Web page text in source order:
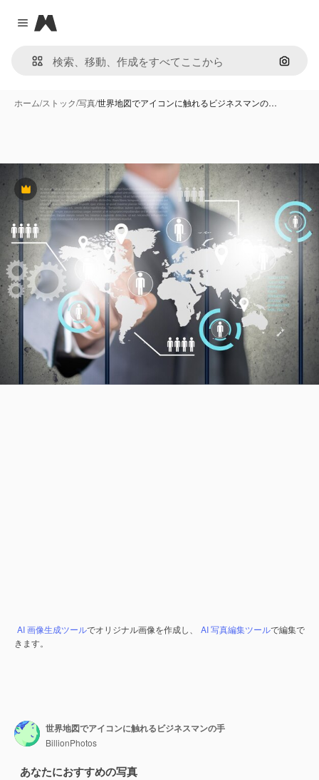
Close menu
Magnific
画像で
ホーム/ストック/写真/世界地図でアイコンに触れるビジネスマンの…
Premium
AI 画像生成ツールでオリジナル画像を作成し、 AI 写真編集ツールで編集で
きます。
世界地図でアイコンに触れるビジネスマンの手
BillionPhotos
あなたにおすすめの写真